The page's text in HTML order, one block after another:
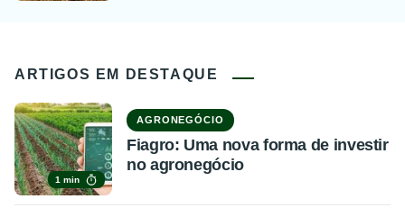
ARTIGOS EM DESTAQUE
1 min
AGRONEGÓCIO
Fiagro: Uma nova forma de investir
no agronegócio